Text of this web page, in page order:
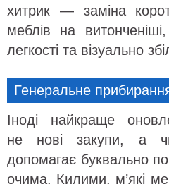
хитрик — заміна
меблів на
легкості та візуально
Генеральне
Іноді найкраще
не нові закупи, а
допомагає буквально
очима. Килими, м’які